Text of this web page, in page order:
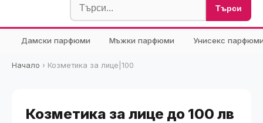
🧮 Калкулатори
🔍 Намери продукт
🎁 Подарък
Търси
Дамски парфюми Мъжки парфюми Унисекс
Начало › Козметика за лице|100
Козметика за лице до 100 лв